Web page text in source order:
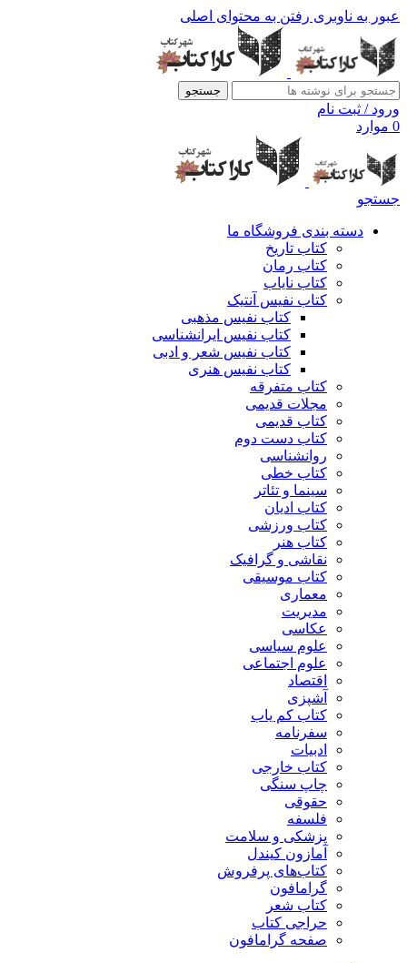
عبور به ناوبری رفتن به محتوای اصلی
جستجو
ورود / ثبت نام
0 موارد
جستجو
دسته بندی فروشگاه ما
کتاب تاریخ
کتاب رمان
کتاب نایاب
کتاب نفیس آنتیک
کتاب نفیس مذهبی
کتاب نفیس ایرانشناسی
کتاب نفیس شعر و ادبی
کتاب نفیس هنری
کتاب متفرقه
مجلات قدیمی
کتاب قدیمی
کتاب دست دوم
روانشناسی
کتاب خطی
سینما و تئاتر
کتاب ادیان
کتاب ورزشی
کتاب هنر
نقاشی و گرافیک
کتاب موسیقی
معماری
مدیریت
عکاسی
علوم سیاسی
علوم اجتماعی
اقتصاد
آشپزی
کتاب کم یاب
سفرنامه
ادبیات
کتاب خارجی
چاپ سنگی
حقوقی
فلسفه
پزشکی و سلامت
آمازون کیندل
کتاب‌های پرفروش
گرامافون
کتاب شعر
حراجی کتاب
صفحه گرامافون